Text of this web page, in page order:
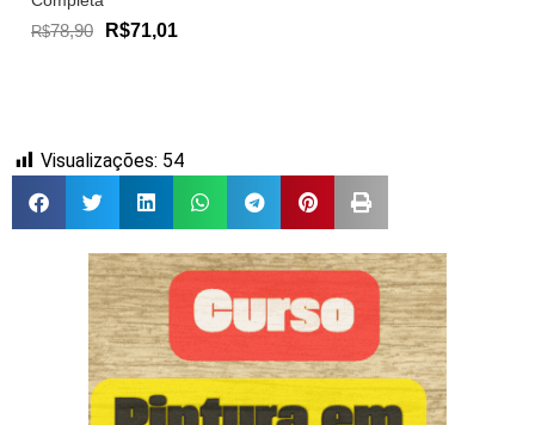
R$78,90 R$71,01
Visualizações: 54